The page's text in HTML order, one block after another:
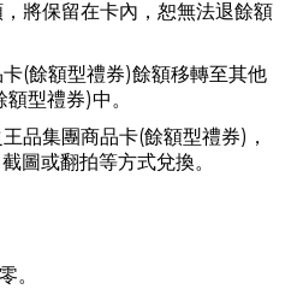
將保留在卡內，恕無法退餘額
卡(餘額型禮券)餘額移轉至其他
額型禮券)中。
品集團商品卡(餘額型禮券) ，
圖或翻拍等方式兌換。
。